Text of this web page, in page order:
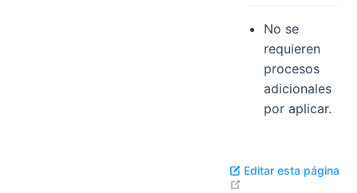
No se
requieren
procesos
adicionales
por aplicar.
Editar esta página